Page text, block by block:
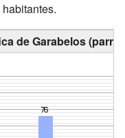
de Garabelos